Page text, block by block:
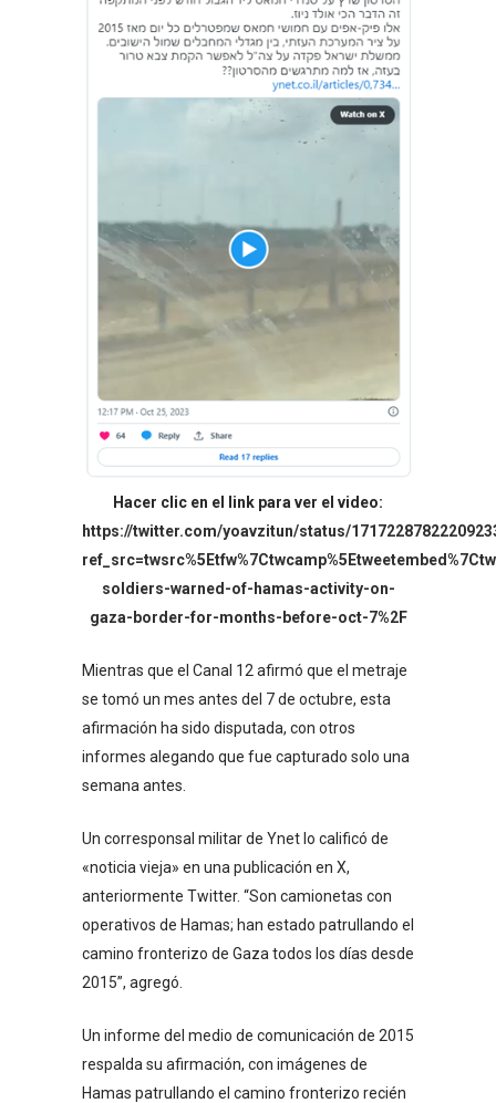
Hacer clic en el link para ver el video:
https://twitter.com/yoavzitun/status/
soldiers-warned-of-hamas-activity-on-
gaza-border-for-months-before-oct-7%2F
Mientras que el Canal 12 afirmó que el metraje
se tomó un mes antes del 7 de octubre, esta
afirmación ha sido disputada, con otros
informes alegando que fue capturado solo una
semana antes.
Un corresponsal militar de Ynet lo calificó de
«noticia vieja» en una publicación en X,
anteriormente Twitter. “Son camionetas con
operativos de Hamas; han estado patrullando el
camino fronterizo de Gaza todos los días desde
2015”, agregó.
Un informe del medio de comunicación de 2015
respalda su afirmación, con imágenes de
Hamas patrullando el camino fronterizo recién